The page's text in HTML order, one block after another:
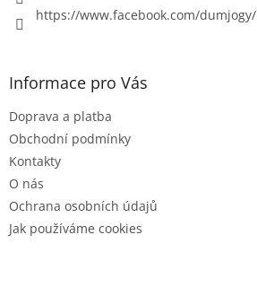
https://www.facebook.com/dumjogy/
Informace pro Vás
Doprava a platba
Obchodní podmínky
Kontakty
O nás
Ochrana osobních údajů
Jak používáme cookies